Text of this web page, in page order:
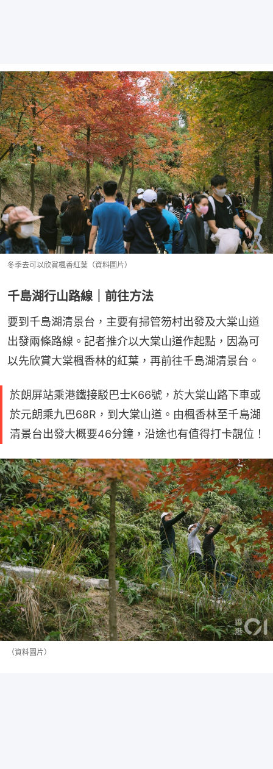
冬季去可以欣賞楓香紅葉（資料圖片）
千島湖行山路線｜前往方法
要到千島湖清景台，主要有掃管笏村出發及大棠山道
出發兩條路線。記者推介以大棠山道作起點，因為可
以先欣賞大棠楓香林的紅葉，再前往千島湖清景台。
於朗屏站乘港鐵接駁巴士K66號，於大棠山路下車或
於元朗乘九巴68R，到大棠山道。由楓香林至千島湖
清景台出發大概要46分鐘，沿途也有值得打卡靚位！
（資料圖片）